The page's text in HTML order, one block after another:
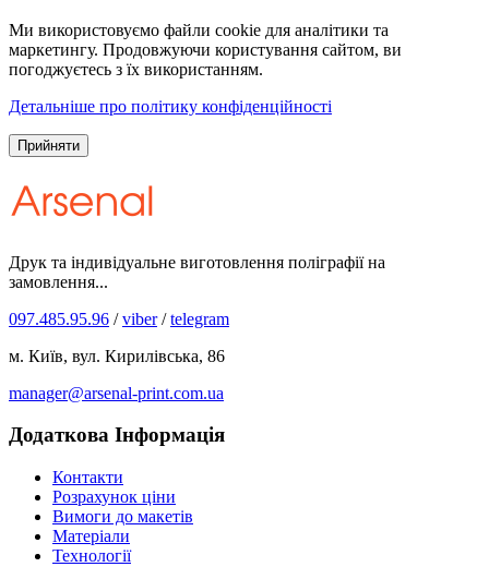
Ми використовуємо файли cookie для аналітики та
маркетингу. Продовжуючи користування сайтом, ви
погоджуєтесь з їх використанням.
Детальніше про політику конфіденційності
Прийняти
Друк та індивідуальне виготовлення поліграфії на
замовлення...
097.485.95.96 /viber/telegram
м. Київ, вул. Кирилівська, 86
manager@arsenal-print.com.ua
Додаткова Інформація
Контакти
Розрахунок ціни
Вимоги до макетів
Матеріали
Технології